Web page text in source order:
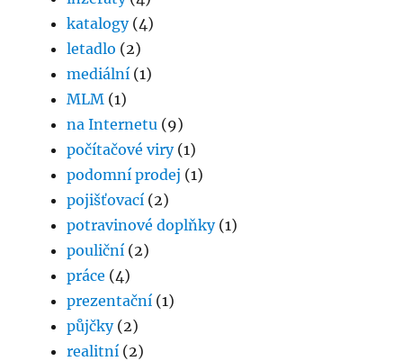
katalogy(4)
letadlo (2)
mediální (1)
MLM (1)
na Internetu (9)
počítačové viry(1)
podomní prodej (1)
pojišťovací (2)
potravinové doplňky(1)
pouliční (2)
práce (4)
prezentační (1)
půjčky(2)
realitní (2)